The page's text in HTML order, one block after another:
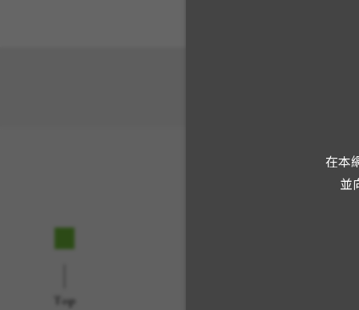
Top
在本
並